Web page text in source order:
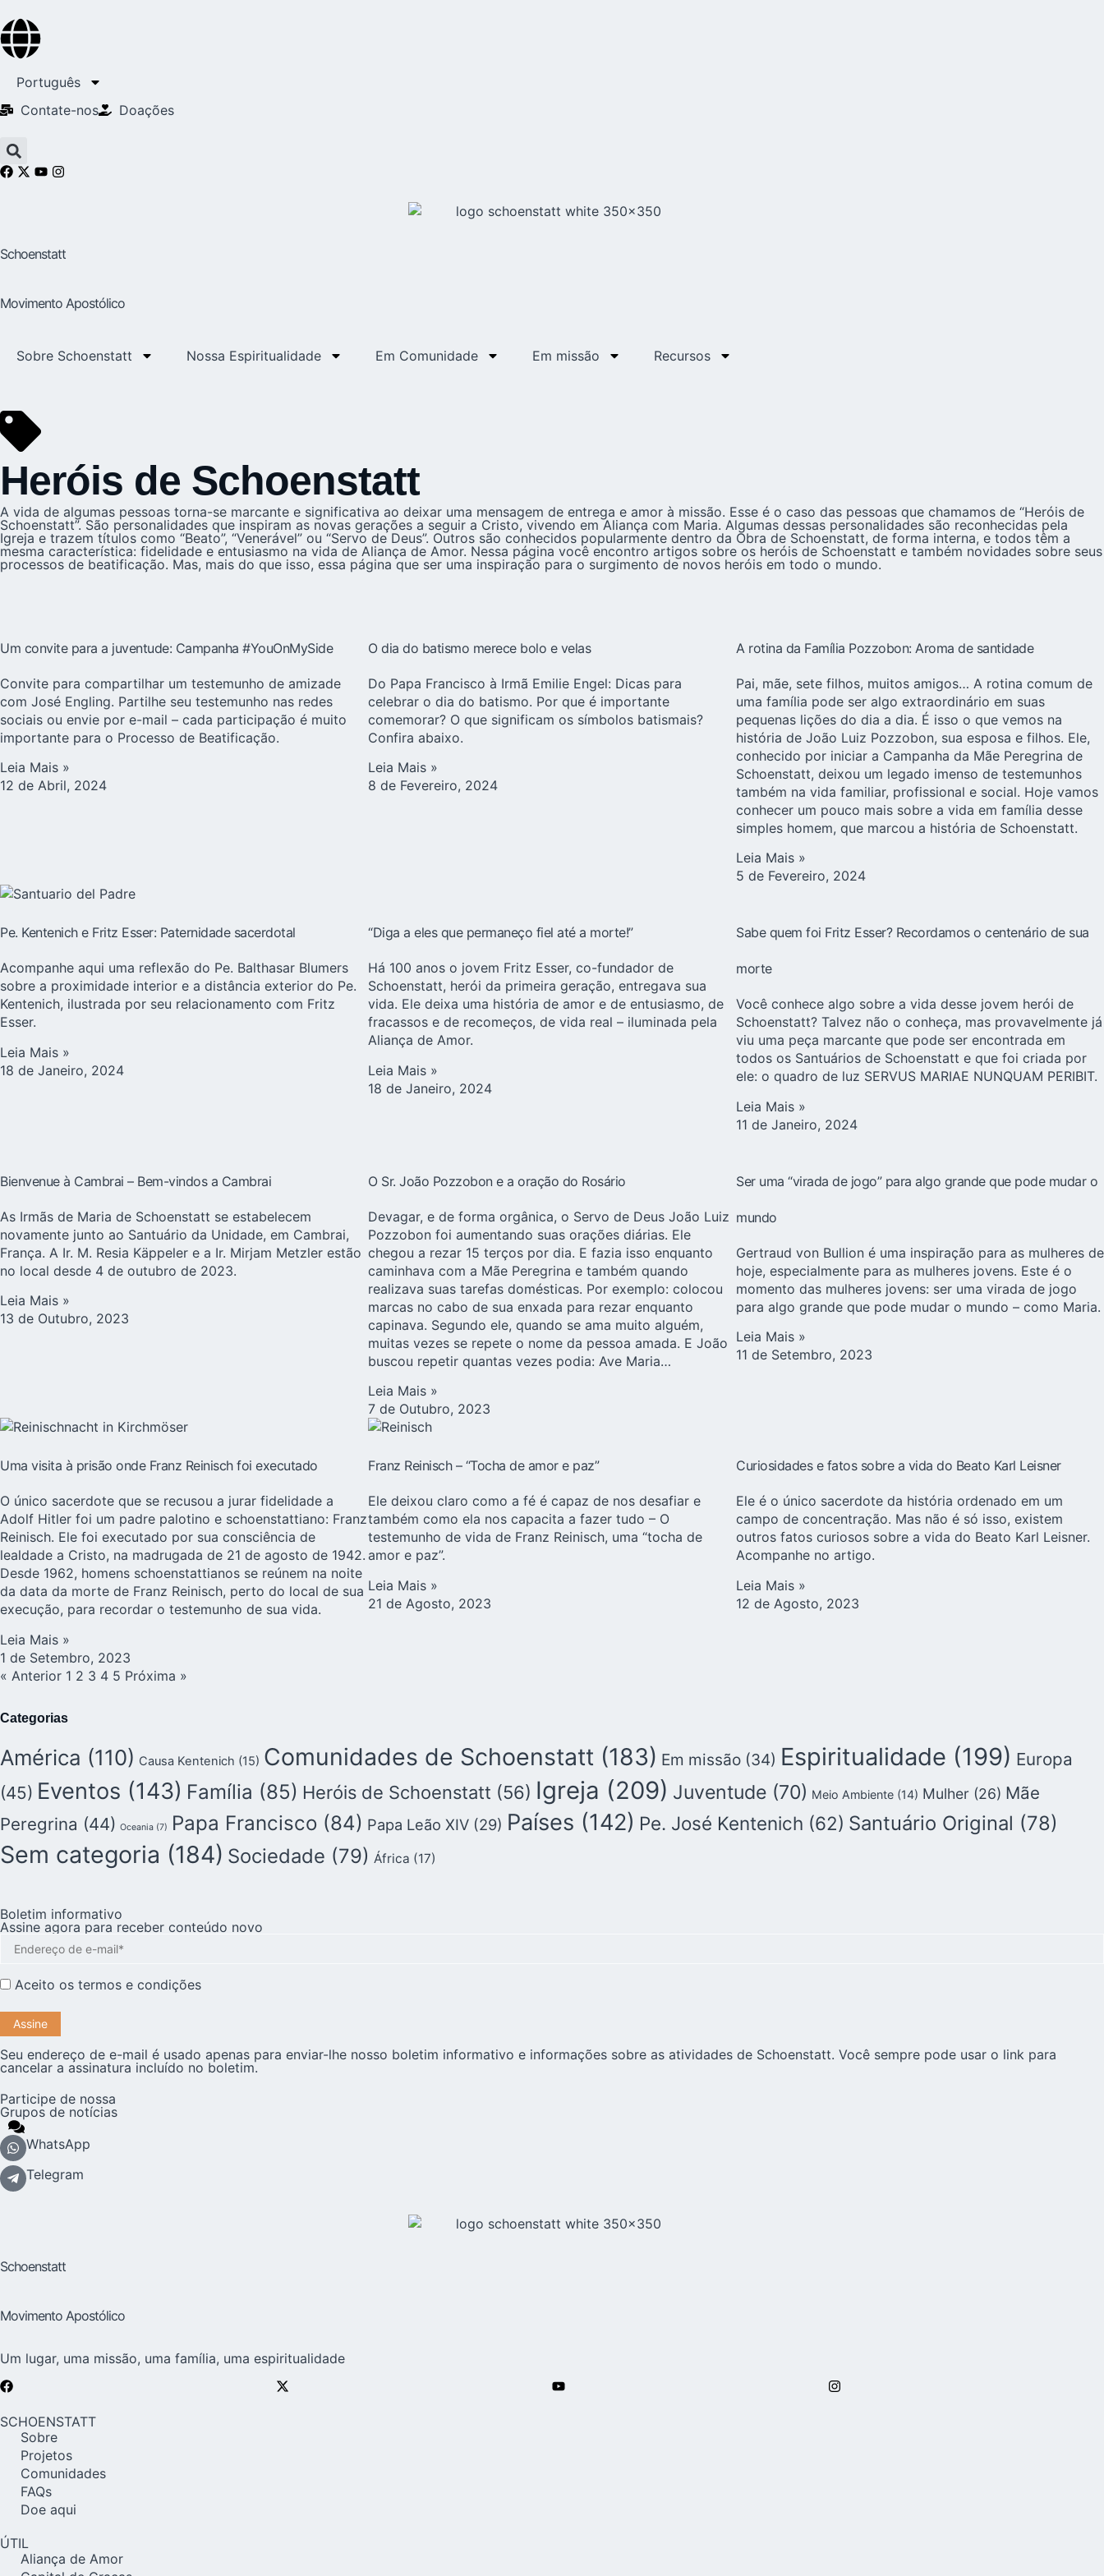
Português
Contate-nos
Doações
Schoenstatt
Movimento Apostólico
Sobre Schoenstatt Nossa Espiritualidade Em Comunidade Em missão Recursos
Heróis de Schoenstatt
A vida de algumas pessoas torna-se marcante e significativa ao deixar uma mensagem de entrega e amor à missão. Esse é o caso das pessoas que chamamos de “Heróis de
Schoenstatt”. São personalidades que inspiram as novas gerações a seguir a Cristo, vivendo em Aliança com Maria. Algumas dessas personalidades são reconhecidas pela
Igreja e trazem títulos como “Beato”, “Venerável” ou “Servo de Deus”. Outros são conhecidos popularmente dentro da Obra de Schoenstatt, de forma interna, e todos têm a
mesma característica: fidelidade e entusiasmo na vida de Aliança de Amor. Nessa página você encontro artigos sobre os heróis de Schoenstatt e também novidades sobre seus
processos de beatificação. Mas, mais do que isso, essa página que ser uma inspiração para o surgimento de novos heróis em todo o mundo.
Um convite para a juventude: Campanha #YouOnMySide
Convite para compartilhar um testemunho de amizade
com José Engling. Partilhe seu testemunho nas redes
sociais ou envie por e-mail – cada participação é muito
importante para o Processo de Beatificação.
Leia Mais »
12 de Abril, 2024
O dia do batismo merece bolo e velas
Do Papa Francisco à Irmã Emilie Engel: Dicas para
celebrar o dia do batismo. Por que é importante
comemorar? O que significam os símbolos batismais?
Confira abaixo.
Leia Mais »
8 de Fevereiro, 2024
A rotina da Família Pozzobon: Aroma de santidade
Pai, mãe, sete filhos, muitos amigos… A rotina comum de
uma família pode ser algo extraordinário em suas
pequenas lições do dia a dia. É isso o que vemos na
história de João Luiz Pozzobon, sua esposa e filhos. Ele,
conhecido por iniciar a Campanha da Mãe Peregrina de
Schoenstatt, deixou um legado imenso de testemunhos
também na vida familiar, profissional e social. Hoje vamos
conhecer um pouco mais sobre a vida em família desse
simples homem, que marcou a história de Schoenstatt.
Leia Mais »
5 de Fevereiro, 2024
Pe. Kentenich e Fritz Esser: Paternidade sacerdotal
Acompanhe aqui uma reflexão do Pe. Balthasar Blumers
sobre a proximidade interior e a distância exterior do Pe.
Kentenich, ilustrada por seu relacionamento com Fritz
Esser.
Leia Mais »
18 de Janeiro, 2024
“Diga a eles que permaneço fiel até a morte!”
Há 100 anos o jovem Fritz Esser, co-fundador de
Schoenstatt, herói da primeira geração, entregava sua
vida. Ele deixa uma história de amor e de entusiasmo, de
fracassos e de recomeços, de vida real – iluminada pela
Aliança de Amor.
Leia Mais »
18 de Janeiro, 2024
Sabe quem foi Fritz Esser? Recordamos o centenário de sua
morte
Você conhece algo sobre a vida desse jovem herói de
Schoenstatt? Talvez não o conheça, mas provavelmente já
viu uma peça marcante que pode ser encontrada em
todos os Santuários de Schoenstatt e que foi criada por
ele: o quadro de luz SERVUS MARIAE NUNQUAM PERIBIT.
Leia Mais »
11 de Janeiro, 2024
Bienvenue à Cambrai – Bem-vindos a Cambrai
As Irmãs de Maria de Schoenstatt se estabelecem
novamente junto ao Santuário da Unidade, em Cambrai,
França. A Ir. M. Resia Käppeler e a Ir. Mirjam Metzler estão
no local desde 4 de outubro de 2023.
Leia Mais »
13 de Outubro, 2023
O Sr. João Pozzobon e a oração do Rosário
Devagar, e de forma orgânica, o Servo de Deus João Luiz
Pozzobon foi aumentando suas orações diárias. Ele
chegou a rezar 15 terços por dia. E fazia isso enquanto
caminhava com a Mãe Peregrina e também quando
realizava suas tarefas domésticas. Por exemplo: colocou
marcas no cabo de sua enxada para rezar enquanto
capinava. Segundo ele, quando se ama muito alguém,
muitas vezes se repete o nome da pessoa amada. E João
buscou repetir quantas vezes podia: Ave Maria…
Leia Mais »
7 de Outubro, 2023
Ser uma “virada de jogo” para algo grande que pode mudar o
mundo
Gertraud von Bullion é uma inspiração para as mulheres de
hoje, especialmente para as mulheres jovens. Este é o
momento das mulheres jovens: ser uma virada de jogo
para algo grande que pode mudar o mundo – como Maria.
Leia Mais »
11 de Setembro, 2023
Uma visita à prisão onde Franz Reinisch foi executado
O único sacerdote que se recusou a jurar fidelidade a
Adolf Hitler foi um padre palotino e schoenstattiano: Franz
Reinisch. Ele foi executado por sua consciência de
lealdade a Cristo, na madrugada de 21 de agosto de 1942.
Desde 1962, homens schoenstattianos se reúnem na noite
da data da morte de Franz Reinisch, perto do local de sua
execução, para recordar o testemunho de sua vida.
Leia Mais »
1 de Setembro, 2023
Franz Reinisch – “Tocha de amor e paz”
Ele deixou claro como a fé é capaz de nos desafiar e
também como ela nos capacita a fazer tudo – O
testemunho de vida de Franz Reinisch, uma “tocha de
amor e paz”.
Leia Mais »
21 de Agosto, 2023
Curiosidades e fatos sobre a vida do Beato Karl Leisner
Ele é o único sacerdote da história ordenado em um
campo de concentração. Mas não é só isso, existem
outros fatos curiosos sobre a vida do Beato Karl Leisner.
Acompanhe no artigo.
Leia Mais »
12 de Agosto, 2023
« Anterior 1 2 3 4 5 Próxima »
Categorias
América (110) Causa Kentenich (15) Comunidades de Schoenstatt (183) Em missão (34) Espiritualidade (199) Europa
(45) Eventos (143) Família (85) Heróis de Schoenstatt (56) Igreja (209) Juventude (70) Meio Ambiente (14) Mulher (26) Mãe
Peregrina (44) Oceania (7) Papa Francisco (84) Papa Leão XIV (29) Países (142) Pe. José Kentenich (62) Santuário Original (78)
Sem categoria (184) Sociedade (79) África (17)
Boletim informativo
Assine agora para receber conteúdo novo
Aceito os termos e condições
Seu endereço de e-mail é usado apenas para enviar-lhe nosso boletim informativo e informações sobre as atividades de Schoenstatt. Você sempre pode usar o link para
cancelar a assinatura incluído no boletim.
Participe de nossa
Grupos de notícias
WhatsApp
Telegram
Schoenstatt
Movimento Apostólico
Um lugar, uma missão, uma família, uma espiritualidade
SCHOENSTATT
Sobre
Projetos
Comunidades
FAQs
Doe aqui
ÚTIL
Aliança de Amor